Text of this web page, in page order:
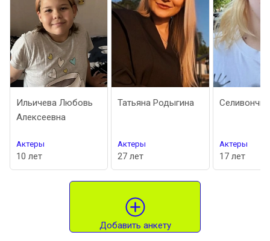
Ильичева Любовь
Алексеевна
Актеры
10 лет
Татьяна Родыгина
Актеры
27 лет
Актеры
17 лет
Добавить анкету